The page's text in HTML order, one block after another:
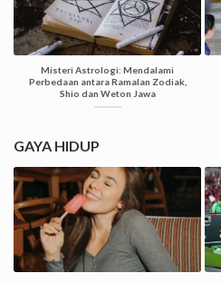
Misteri Astrologi: Mendalami
Perbedaan antara Ramalan Zodiak,
Shio dan Weton Jawa
GAYA HIDUP